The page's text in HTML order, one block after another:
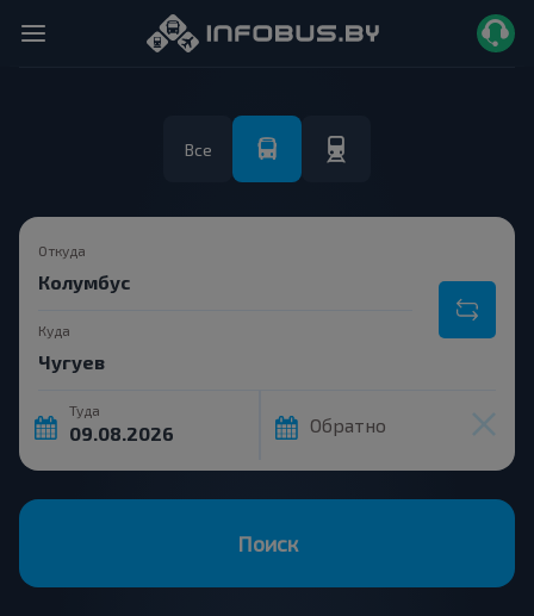
Все
Откуда
Куда
Туда
Обратно
Поиск